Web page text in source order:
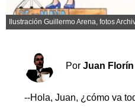
El tiempo
Cartón Lleno
Clasificados
Horóscopo
Suplementos
Ilustración Guillermo Arena, fotos
Por Juan Florín
--Hola, Juan, ¿cómo va